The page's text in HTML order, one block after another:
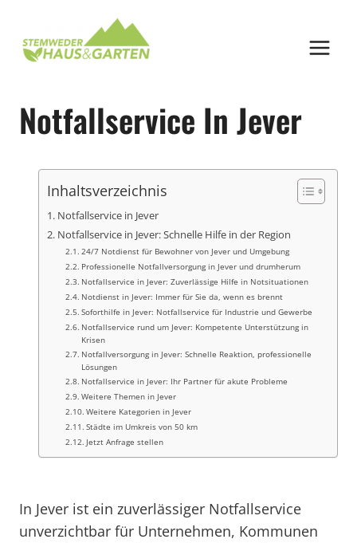
springen
Notfallservice In Jever
Inhaltsverzeichnis
Notfallservice in Jever
Notfallservice in Jever: Schnelle Hilfe in der Region
24/7 Notdienst für Bewohner von Jever und Umgebung
Professionelle Notfallversorgung in Jever und drumherum
Notfallservice in Jever: Zuverlässige Hilfe in Notsituationen
Notdienst in Jever: Immer für Sie da, wenn es brennt
Soforthilfe in Jever: Notfallservice für Industrie und Gewerbe
Notfallservice rund um Jever: Kompetente Unterstützung in
Krisen
Notfallversorgung in Jever: Schnelle Reaktion, professionelle
Lösungen
Notfallservice in Jever: Ihr Partner für akute Probleme
Weitere Themen in Jever
Weitere Kategorien in Jever
Städte im Umkreis von 50 km
Jetzt Anfrage stellen
In Jever ist ein zuverlässiger Notfallservice
unverzichtbar für Unternehmen, Kommunen